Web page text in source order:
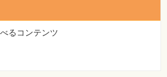
る前にプロセスを見てみましょう
いるお客さんが有望かを見きわめましょ
るお客さんの年齢・性別・好みをつか
るコンテンツ